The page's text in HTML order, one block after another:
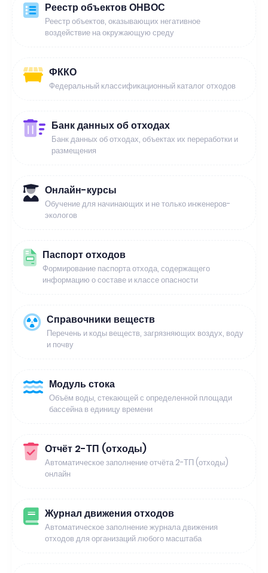
Реестр объектов ОНВОС
Реестр объектов, оказывающих негативное
воздействие на окружающую среду
ФККО
Федеральный классификационный каталог отходов
Банк данных об отходах
Банк данных об отходах, объектах их переработки и
размещения
Онлайн-курсы
Обучение для начинающих и не только инженеров-
экологов
Паспорт отходов
Формирование паспорта отхода, содержащего
информацию о составе и классе опасности
Справочники веществ
Перечень и коды веществ, загрязняющих воздух, воду
и почву
Модуль стока
Объём воды, стекающей с определенной площади
бассейна в единицу времени
Отчёт 2-ТП (отходы)
Автоматическое заполнение отчёта 2-ТП (отходы)
онлайн
Журнал движения отходов
Автоматическое заполнение журнала движения
отходов для организаций любого масштаба